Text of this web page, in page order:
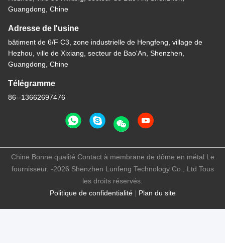
Guangdong, Chine
Adresse de l'usine
bâtiment de 6/F C3, zone industrielle de Hengfeng, village de
Hezhou, ville de Xixiang, secteur de Bao'An, Shenzhen,
Guangdong, Chine
Télégramme
86--13662697476
Politique de confidentialité| Plan du site
Chine Bonne qualité Contact à membrane de dôme en métal Le
fournisseur. -2026 Shenzhen Lunfeng Technology Co., Ltd Tous
les droits réservés.